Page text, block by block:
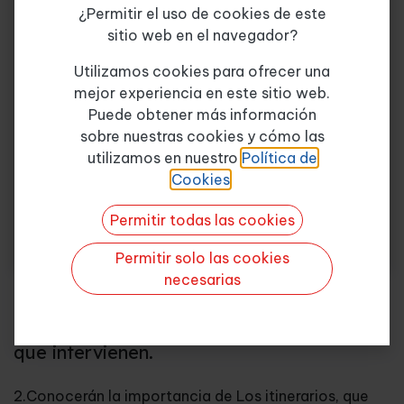
Unidad 4. Costes
Unidad 5. Vehículos para el transporte capilar
Unidad 6. Mercancías ADR Y ATP
Unidad 7. Planificación de rutas
Unidad 8. Sistemas inteligentes de transporte
Unidad 9. Contratos de transporte y seguro
Objetivos
que intervienen.
2.Conocerán la importancia de Los itinerarios, que
Quiero más info
¿Permitir el uso de cookies de este
sitio web en el navegador?
Utilizamos cookies para ofrecer una
mejor experiencia en este sitio web.
Puede obtener más información
sobre nuestras cookies y cómo las
utilizamos en nuestro Política de
Cookies.
Permitir todas las cookies
Permitir solo las cookies
necesarias